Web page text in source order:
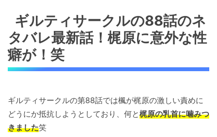
ギルティサークルの88話のネ
タバレ最新話！梶原に意外な性
癖が！笑
ギルティサークルの第88話では楓が梶原の激しい責めに
どうにか抵抗しようとしており、何と梶原の乳首に噛みつ
きました笑